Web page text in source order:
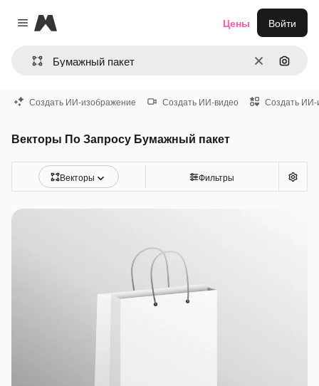
Close menu
Magnific
ОчиститьПоиск
Цены Войти
Создать ИИ-изображение Создать ИИ-видео Создать ИИ-
Векторы По Запросу Бумажный пакет
Векторы Фильтры